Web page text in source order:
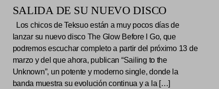
SALIDA DE SU NUEVO DISCO
Los chicos de Teksuo están a muy pocos días de
lanzar su nuevo disco The Glow Before I Go, que
podremos escuchar completo a partir del próximo 13 de
marzo y del que ahora, publican “Sailing to the
Unknown”, un potente y moderno single, donde la
banda muestra su evolución continua y a la […]